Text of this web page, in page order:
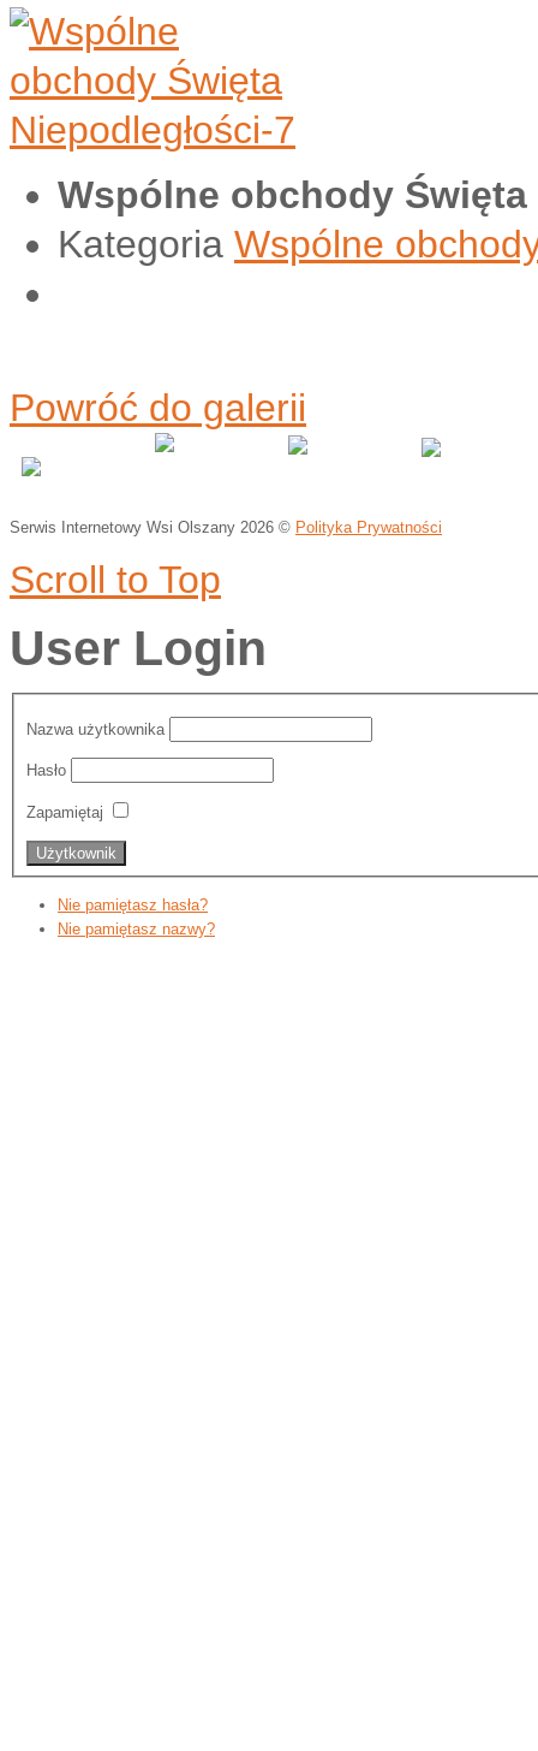
Wspólne obchody Święta
Kategoria Wspólne
Powróć do galerii
Serwis Internetowy Wsi Olszany 2026 © Polityka Prywatności
Scroll to Top
User Login
Nazwa użytkownika
Hasło
Zapamiętaj
Nie pamiętasz hasła?
Nie pamiętasz nazwy?